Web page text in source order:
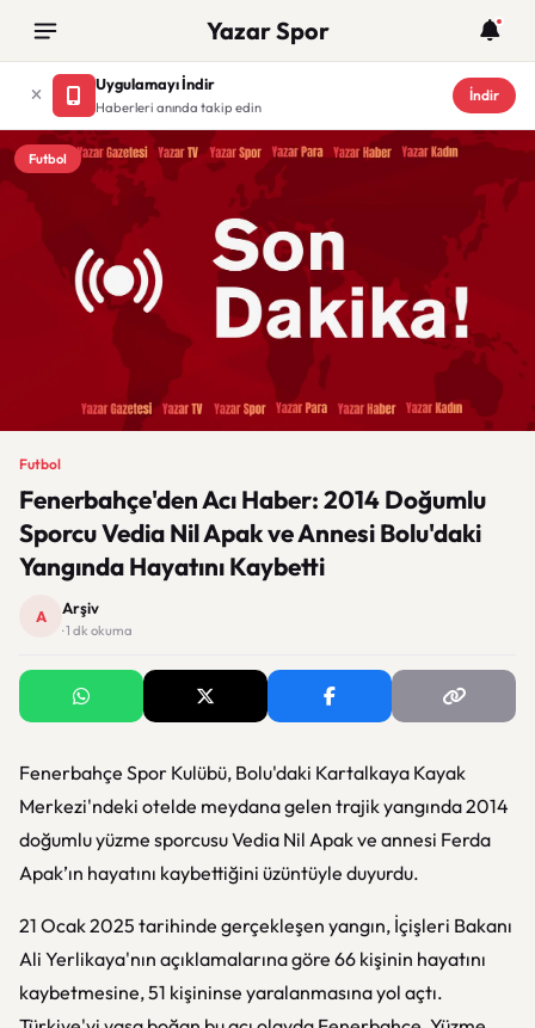
Yazar Spor
Uygulamayı İndir
Haberleri anında takip edin
İndir
Futbol
Futbol
Fenerbahçe'den Acı Haber: 2014 Doğumlu
Sporcu Vedia Nil Apak ve Annesi Bolu'daki
Yangında Hayatını Kaybetti
A Arşiv
· 1 dk okuma
Fenerbahçe Spor Kulübü, Bolu'daki Kartalkaya Kayak
Merkezi'ndeki otelde meydana gelen trajik yangında 2014
doğumlu yüzme sporcusu Vedia Nil Apak ve annesi Ferda
Apak’ın hayatını kaybettiğini üzüntüyle duyurdu.
21 Ocak 2025 tarihinde gerçekleşen yangın, İçişleri Bakanı
Ali Yerlikaya'nın açıklamalarına göre 66 kişinin hayatını
kaybetmesine, 51 kişininse yaralanmasına yol açtı.